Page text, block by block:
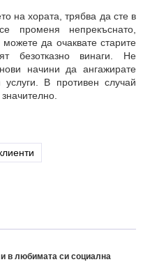
на хората, трябва да сте в
променя непрекъснато,
да очаквате старите
безотказно винаги. Не
начини да ангажирате
услуги. В противен случай
в любимата си социална